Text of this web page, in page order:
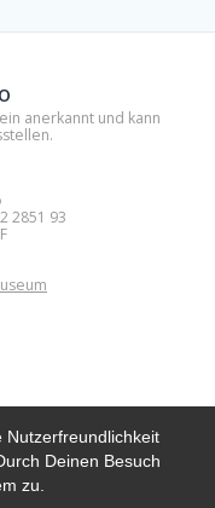
Nutzerfreundlichkeit
Deinen Besuch
zu.
E.V.
anerkannt und kann
2851 93